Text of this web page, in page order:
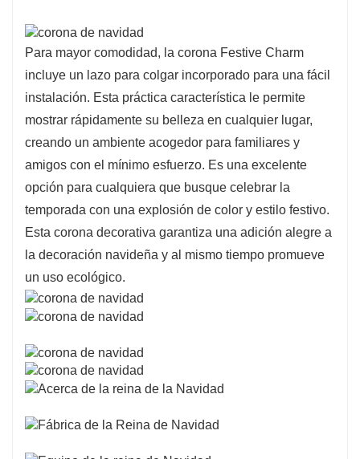
Para mayor comodidad, la corona Festive Charm
incluye un lazo para colgar incorporado para una fácil
instalación. Esta práctica característica le permite
mostrar rápidamente su belleza en cualquier lugar,
creando un ambiente acogedor para familiares y
amigos con el mínimo esfuerzo. Es una excelente
opción para cualquiera que busque celebrar la
temporada con una explosión de color y estilo festivo.
Esta corona decorativa garantiza una adición alegre a
la decoración navideña y al mismo tiempo promueve
un uso ecológico.